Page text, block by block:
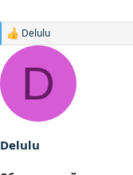
Р
а
и
и
Delulu
D
Delulu